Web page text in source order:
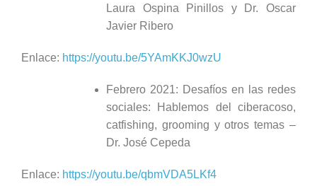
Laura Ospina Pinillos y Dr. Oscar
Javier Ribero
Enlace: https://youtu.be/5YAmKKJ0wzU
Febrero 2021: Desafíos en las redes
sociales: Hablemos del ciberacoso,
catfishing, grooming y otros temas –
Dr. José Cepeda
Enlace: https://youtu.be/qbmVDA5LKf4